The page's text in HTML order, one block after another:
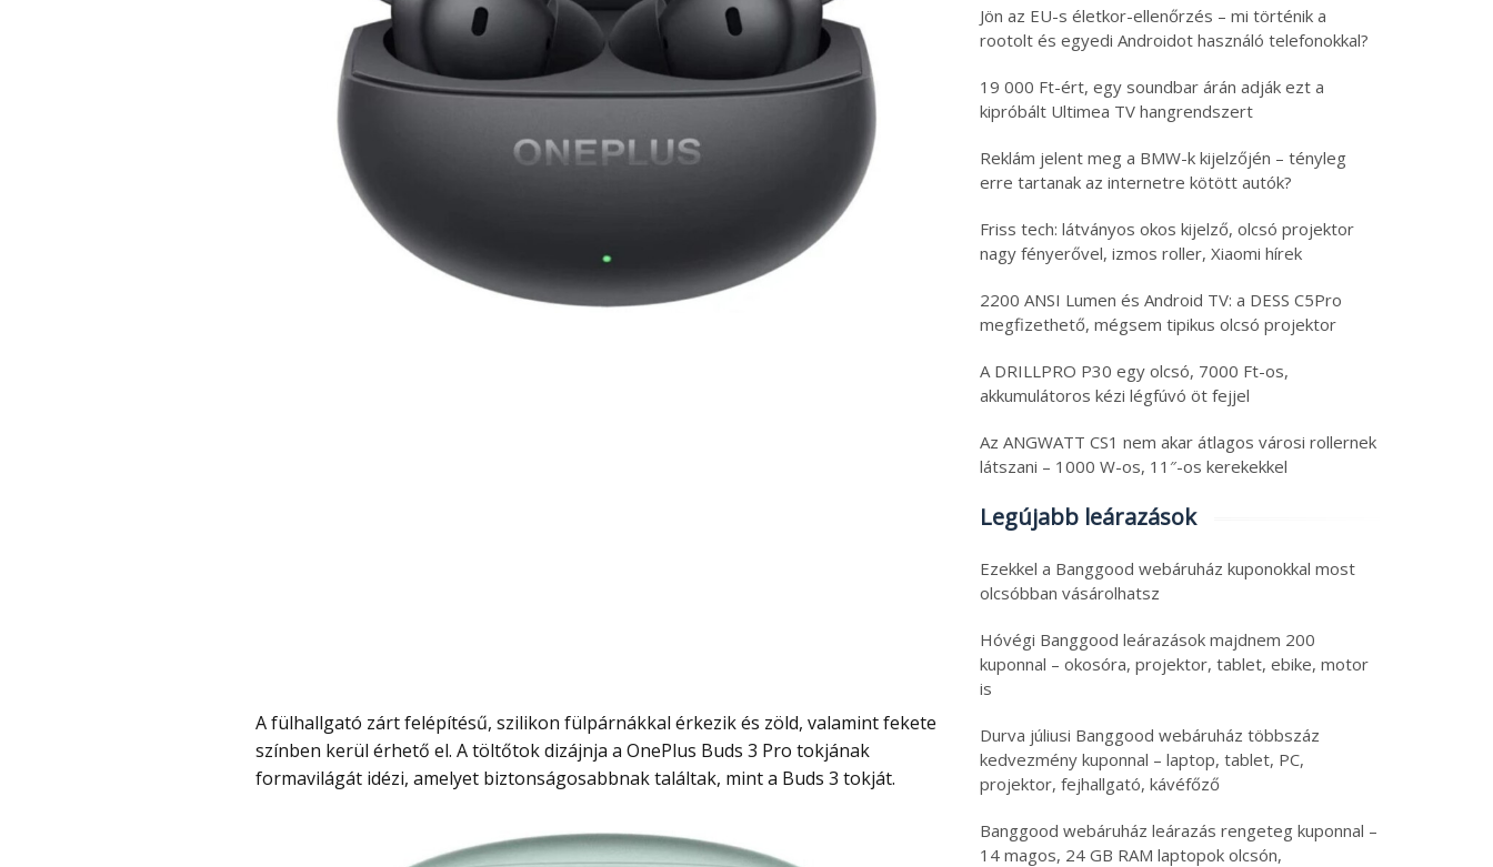
A fülhallgató zárt felépítésű, szilikon fülpárnákkal érkezik és zöld, valamint fekete
színben kerül érhető el. A töltőtok dizájnja a OnePlus Buds 3 Pro tokjának
formavilágát idézi, amelyet biztonságosabbnak találtak, mint a Buds 3 tokját.
Jön az EU-s életkor-ellenőrzés – mi történik a
rootolt és egyedi Androidot használó telefonokkal?
19 000 Ft-ért, egy soundbar árán adják ezt a
kipróbált Ultimea TV hangrendszert
Reklám jelent meg a BMW-k kijelzőjén – tényleg
erre tartanak az internetre kötött autók?
Friss tech: látványos okos kijelző, olcsó projektor
nagy fényerővel, izmos roller, Xiaomi hírek
2200 ANSI Lumen és Android TV: a DESS C5Pro
megfizethető, mégsem tipikus olcsó projektor
A DRILLPRO P30 egy olcsó, 7000 Ft-os,
akkumulátoros kézi légfúvó öt fejjel
Az ANGWATT CS1 nem akar átlagos városi rollernek
látszani – 1000 W-os, 11″-os kerekekkel
Legújabb leárazások
Ezekkel a Banggood webáruház kuponokkal most
olcsóbban vásárolhatsz
Hóvégi Banggood leárazások majdnem 200
kuponnal – okosóra, projektor, tablet, ebike, motor
is
Durva júliusi Banggood webáruház többszáz
kedvezmény kuponnal – laptop, tablet, PC,
projektor, fejhallgató, kávéfőző
Banggood webáruház leárazás rengeteg kuponnal –
14 magos, 24 GB RAM laptopok olcsón,